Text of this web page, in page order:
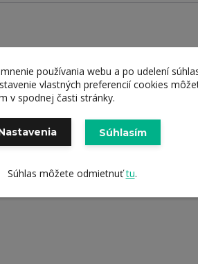
od 69 eur
používania webu a po udelení
vlastných preferencií cookies
v spodnej časti stránky.
Súhlasím
Súhlas môžete odmietnuťtu.